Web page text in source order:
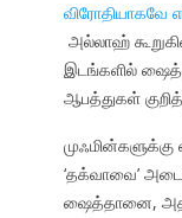
விரோதியாகவே
அல்லாஹ்
இடங்களில்
ஆபத்துகள்
‘தக்வாவை’
ஷைத்தானை,